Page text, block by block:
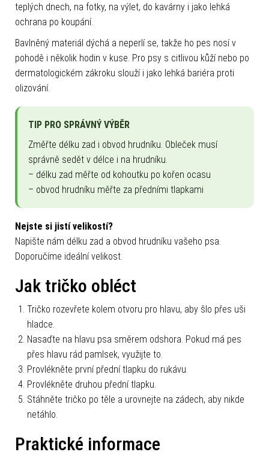
teplých dnech, na fotky, na výlet, do kavárny i jako lehká
ochrana po koupání.
Bavlněný materiál dýchá a neperlí se, takže ho pes nosí v
pohodě i několik hodin v kuse. Pro psy s citlivou kůží nebo po
dermatologickém zákroku slouží i jako lehká bariéra proti
olizování.
TIP PRO SPRÁVNÝ VÝBĚR
Změřte délku zad i obvod hrudníku. Obleček musí
správně sedět v délce i na hrudníku.
– délku zad měřte od kohoutku po kořen ocasu
– obvod hrudníku měřte za předními tlapkami
Nejste si jistí velikostí?
Napište nám délku zad a obvod hrudníku vašeho psa.
Doporučíme ideální velikost.
Jak tričko obléct
Tričko rozevřete kolem otvoru pro hlavu, aby šlo přes uši
hladce.
Nasaďte na hlavu psa směrem odshora. Pokud má pes
přes hlavu rád pamlsek, využijte to.
Provlékněte první přední tlapku do rukávu.
Provlékněte druhou přední tlapku.
Stáhněte tričko po těle a urovnejte na zádech, aby nikde
netáhlo.
Praktické informace